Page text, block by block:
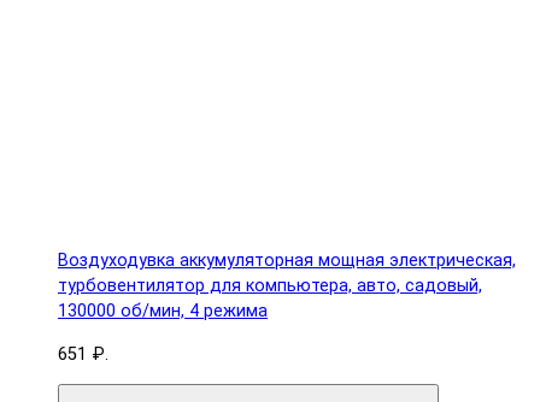
Воздуходувка аккумуляторная мощная электрическая,
турбовентилятор для компьютера, авто, садовый,
130000 об/мин, 4 режима
651 ₽.